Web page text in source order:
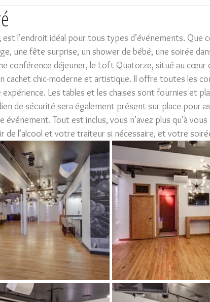
est l’endroit idéal pour tous types d’événements. Que
une fête surprise, un shower de bébé, une soirée
conférence déjeuner, le Loft Quatorze, situé au cœur
cachet chic-moderne et artistique. Il offre toutes les
Les tables et les chaises sont fournies et
de sécurité sera également présent sur place pour
Tout est inclus, vous n’avez plus qu’à
de l’alcool et votre traiteur si nécessaire, et votre